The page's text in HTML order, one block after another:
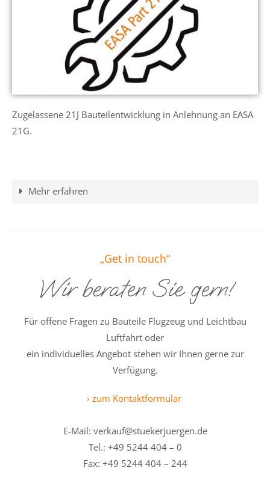
Zugelassene 21J Bauteilentwicklung in Anlehnung an EASA
21G.
Mehr erfahren
„Get in touch“
Wir beraten Sie gern!
Für offene Fragen zu Bauteile Flugzeug und Leichtbau
Luftfahrt oder
ein individuelles Angebot stehen wir Ihnen gerne zur
Verfügung.
› zum Kontaktformular
E-Mail: verkauf@stuekerjuergen.de
Tel.: +49 5244 404 – 0
Fax: +49 5244 404 – 244